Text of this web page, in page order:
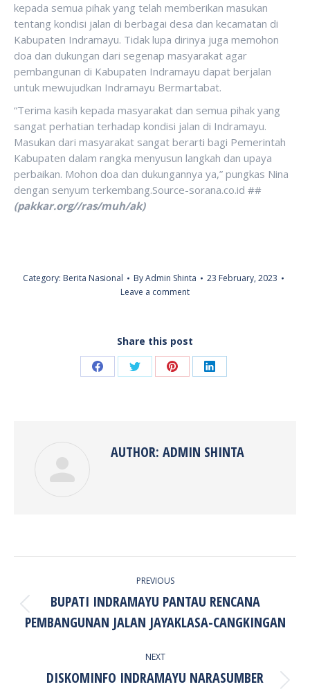
kepada semua pihak yang telah memberikan masukan
tentang kondisi jalan di berbagai desa dan kecamatan di
Kabupaten Indramayu. Tidak lupa dirinya juga memohon
doa dan dukungan dari segenap masyarakat agar
pembangunan di Kabupaten Indramayu dapat berjalan
untuk mewujudkan Indramayu Bermartabat.
“Terima kasih kepada masyarakat dan semua pihak yang
sangat perhatian terhadap kondisi jalan di Indramayu.
Masukan dari masyarakat sangat berarti bagi Pemerintah
Kabupaten dalam rangka menyusun langkah dan upaya
perbaikan. Mohon doa dan dukungannya ya,” pungkas Nina
dengan senyum terkembang.Source-sorana.co.id ##
(pakkar.org//ras/muh/ak)
Category: Berita Nasional ByAdmin Shinta
23 February, 2023
Leave a comment
Share this post
Share Share Share Share
AUTHOR: ADMIN SHINTA
PREVIOUS
Previous
post:
BUPATI INDRAMAYU PANTAU RENCANA
PEMBANGUNAN JALAN JAYAKLASA-CANGKINGAN
NEXT
Next
DISKOMINFO INDRAMAYU NARASUMBER